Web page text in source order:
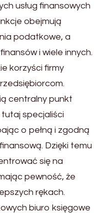
usług finansowych
obejmują
podatkowe, a
i wiele innych.
korzyści firmy
centralny punkt
specjaliści
o pełną i zgodną
Dzięki temu
się na
pewność, że
rękach.
biuro księgowe